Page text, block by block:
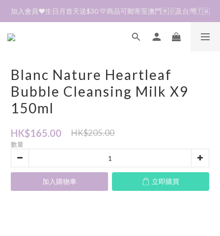
加入會員❤️生日月首天送$30 💛商品可郵寄至澳門🇲🇴及台灣🇹🇼
加入會員❤️生日月首天送$30 💛商品可郵寄至澳門🇲🇴及台灣🇹🇼
到貨資訊🛎️商品均由韓國直送到香港🇭🇰落單後約7～14天收貨
加入會員❤️生日月首天送$30 💛商品可郵寄至澳門🇲🇴及台灣🇹🇼
Blanc Nature Heartleaf
Bubble Cleansing Milk X9
150ml
HK$165.00 HK$205.00
數量
加入購物車 立即購買